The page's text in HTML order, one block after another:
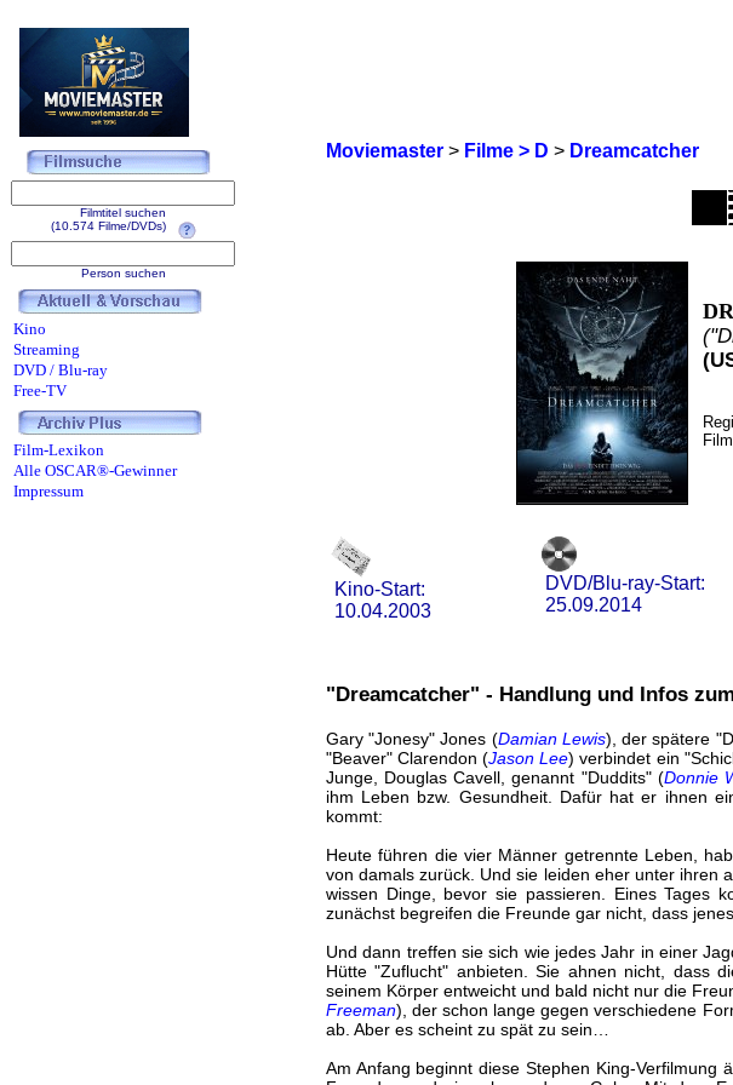
Moviemaster> Filme > D > Dreamcatcher
Kino-Start:
10.04.2003
DVD/Blu-ray-Start:
25.09.2014
"Dreamcatcher" - Handlung und Infos
Gary "Jonesy" Jones (Damian Lewis), der spätere
"Beaver" Clarendon (Jason Lee) verbindet ein
Junge, Douglas Cavell, genannt "Duddits" (Donnie
ihm Leben bzw. Gesundheit. Dafür hat er ihnen
kommt:
Heute führen die vier Männer getrennte Leben,
von damals zurück. Und sie leiden eher unter ihren
wissen Dinge, bevor sie passieren. Eines Tages
zunächst begreifen die Freunde gar nicht, dass
Und dann treffen sie sich wie jedes Jahr in einer
Hütte "Zuflucht" anbieten. Sie ahnen nicht, dass
seinem Körper entweicht und bald nicht nur die
Freeman), der schon lange gegen verschiedene
ab. Aber es scheint zu spät zu sein…
Am Anfang beginnt diese Stephen King-Verfilmung
Filmtitel suchen
(10.574 Filme/DVDs)
Person suchen
Kino
Streaming
DVD / Blu-ray
Free-TV
Film-Lexikon
Alle OSCAR®-Gewinner
Impressum